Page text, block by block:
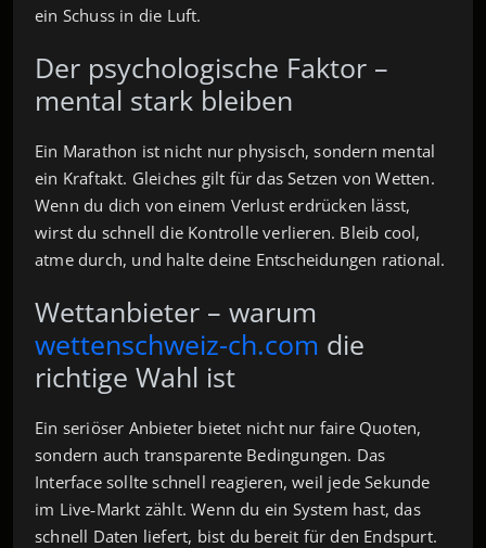
ein Schuss in die Luft.
Der psychologische Faktor –
mental stark bleiben
Ein Marathon ist nicht nur physisch, sondern mental
ein Kraftakt. Gleiches gilt für das Setzen von Wetten.
Wenn du dich von einem Verlust erdrücken lässt,
wirst du schnell die Kontrolle verlieren. Bleib cool,
atme durch, und halte deine Entscheidungen rational.
Wettanbieter – warum
wettenschweiz-ch.com die
richtige Wahl ist
Ein seriöser Anbieter bietet nicht nur faire Quoten,
sondern auch transparente Bedingungen. Das
Interface sollte schnell reagieren, weil jede Sekunde
im Live‑Markt zählt. Wenn du ein System hast, das
schnell Daten liefert, bist du bereit für den Endspurt.